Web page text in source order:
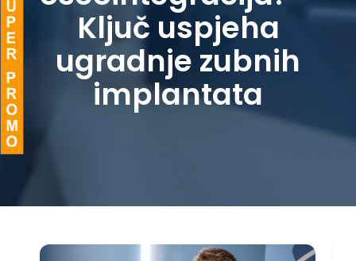
Ključ uspjeha
ugradnje zubnih
implantata